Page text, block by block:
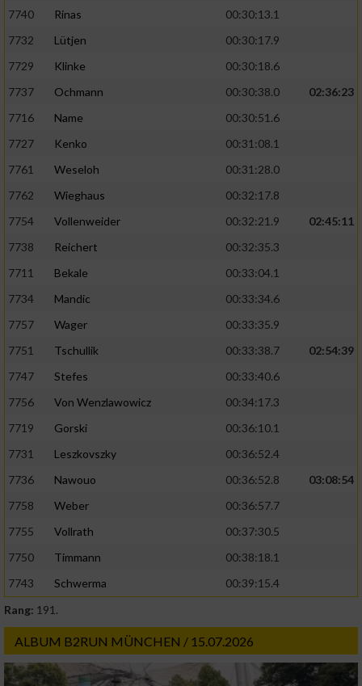
7740
Rinas
00:30:13.1
7732
Lütjen
00:30:17.9
7729
Klinke
00:30:18.6
7737
Ochmann 00:30:38.0
02:36:23
7716
Name
00:30:51.6
7727
Kenko
00:31:08.1
7761
Weseloh
00:31:28.0
7762
Wieghaus
00:32:17.8
7754
Vollenweider 00:32:21.9
02:45:11
7738
Reichert
00:32:35.3
7711
Bekale
00:33:04.1
7734
Mandic
00:33:34.6
7757
Wager
00:33:35.9
7751
Tschullik 00:33:38.7
02:54:39
7747
Stefes
00:33:40.6
7756
Von Wenzlawowicz
00:34:17.3
7719
Gorski
00:36:10.1
7731
Leszkovszky
00:36:52.4
7736
Nawouo 00:36:52.8
03:08:54
7758
Weber
00:36:57.7
7755
Vollrath
00:37:30.5
7750
Timmann
00:38:18.1
7743
Schwerma
00:39:15.4
Rang: 191.
ALBUM B2RUN MÜNCHEN / 15.07.2026